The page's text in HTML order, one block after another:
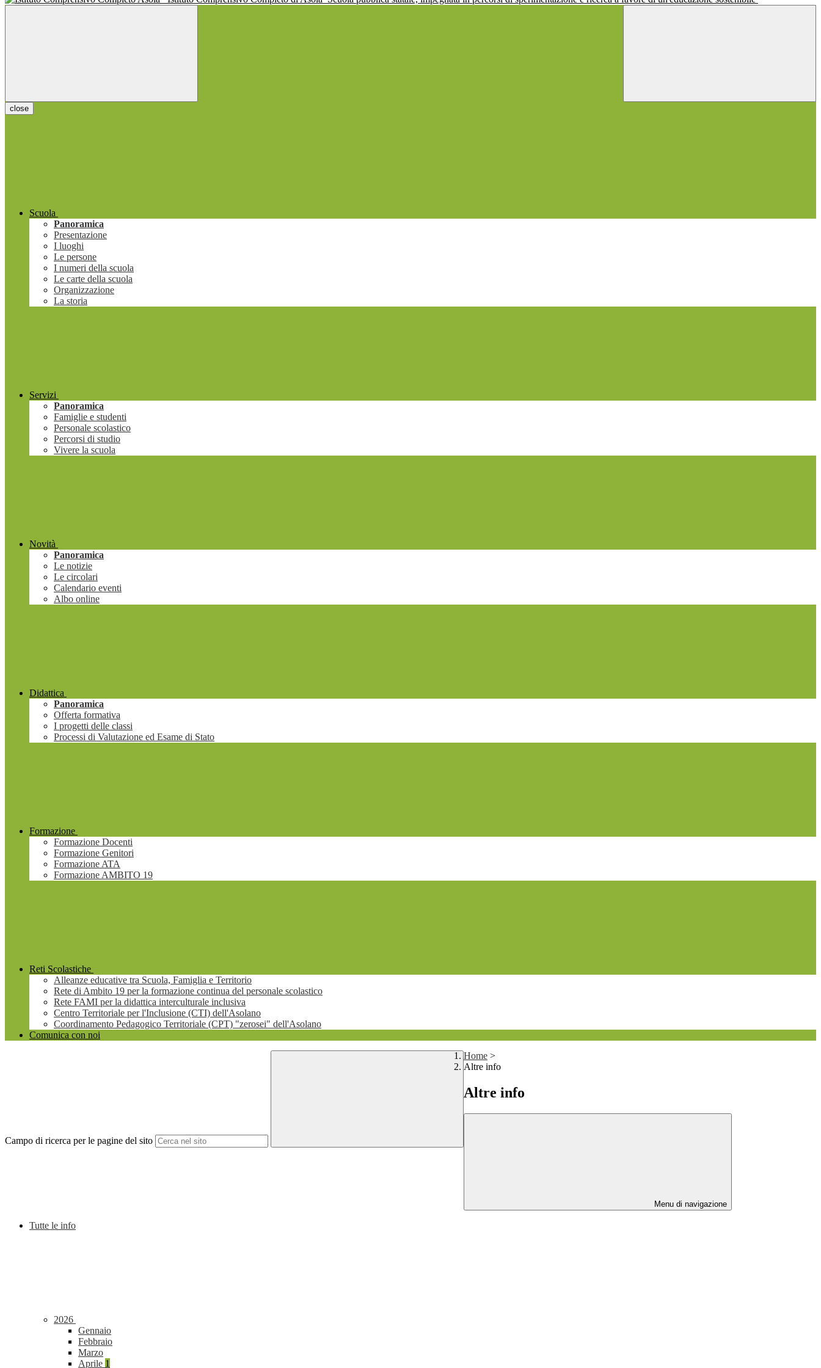
close
Scuola
Panoramica
Presentazione
I luoghi
Le persone
I numeri della scuola
Le carte della scuola
Organizzazione
La storia
Servizi
Panoramica
Famiglie e studenti
Personale scolastico
Percorsi di studio
Vivere la scuola
Novità
Panoramica
Le notizie
Le circolari
Calendario eventi
Albo online
Didattica
Panoramica
Offerta formativa
I progetti delle classi
Processi di Valutazione ed Esame di Stato
Formazione
Formazione Docenti
Formazione Genitori
Formazione ATA
Formazione AMBITO 19
Reti Scolastiche
Alleanze educative tra Scuola, Famiglia e Territorio
Rete di Ambito 19 per la formazione continua del personale scolastico
Rete FAMI per la didattica interculturale inclusiva
Centro Territoriale per l'Inclusione (CTI) dell'Asolano
Coordinamento Pedagogico Territoriale (CPT) "zerosei" dell'Asolano
Comunica con noi
Campo di ricerca per le pagine del sito
Home >
Altre info
Altre info
Menu di navigazione
Tutte le info
2026
Gennaio
Febbraio
Marzo
Aprile 1